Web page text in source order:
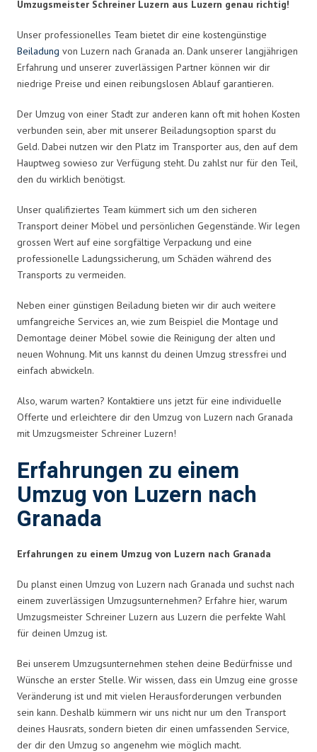
Umzugsmeister Schreiner Luzern aus Luzern genau richtig!
Unser professionelles Team bietet dir eine kostengünstige
Beiladung von Luzern nach Granada an. Dank unserer langjährigen
Erfahrung und unserer zuverlässigen Partner können wir dir
niedrige Preise und einen reibungslosen Ablauf garantieren.
Der Umzug von einer Stadt zur anderen kann oft mit hohen Kosten
verbunden sein, aber mit unserer Beiladungsoption sparst du
Geld. Dabei nutzen wir den Platz im Transporter aus, den auf dem
Hauptweg sowieso zur Verfügung steht. Du zahlst nur für den Teil,
den du wirklich benötigst.
Unser qualifiziertes Team kümmert sich um den sicheren
Transport deiner Möbel und persönlichen Gegenstände. Wir legen
grossen Wert auf eine sorgfältige Verpackung und eine
professionelle Ladungssicherung, um Schäden während des
Transports zu vermeiden.
Neben einer günstigen Beiladung bieten wir dir auch weitere
umfangreiche Services an, wie zum Beispiel die Montage und
Demontage deiner Möbel sowie die Reinigung der alten und
neuen Wohnung. Mit uns kannst du deinen Umzug stressfrei und
einfach abwickeln.
Also, warum warten? Kontaktiere uns jetzt für eine individuelle
Offerte und erleichtere dir den Umzug von Luzern nach Granada
mit Umzugsmeister Schreiner Luzern!
Erfahrungen zu einem
Umzug von Luzern nach
Granada
Erfahrungen zu einem Umzug von Luzern nach Granada
Du planst einen Umzug von Luzern nach Granada und suchst nach
einem zuverlässigen Umzugsunternehmen? Erfahre hier, warum
Umzugsmeister Schreiner Luzern aus Luzern die perfekte Wahl
für deinen Umzug ist.
Bei unserem Umzugsunternehmen stehen deine Bedürfnisse und
Wünsche an erster Stelle. Wir wissen, dass ein Umzug eine grosse
Veränderung ist und mit vielen Herausforderungen verbunden
sein kann. Deshalb kümmern wir uns nicht nur um den Transport
deines Hausrats, sondern bieten dir einen umfassenden Service,
der dir den Umzug so angenehm wie möglich macht.